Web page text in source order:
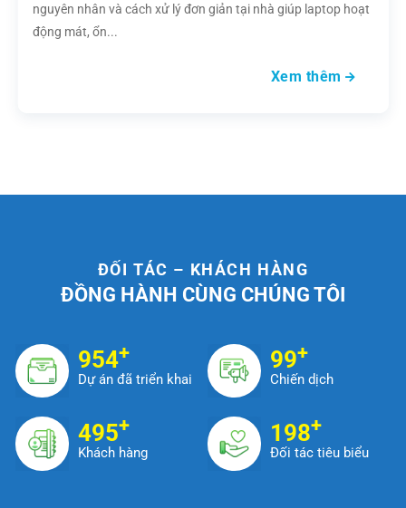
nguyên nhân và cách xử lý đơn giản tại nhà giúp laptop hoạt
động mát, ổn...
Xem thêm
ĐỐI TÁC – KHÁCH HÀNG
ĐỒNG HÀNH CÙNG CHÚNG TÔI
999+
Dự án đã triển khai
100
Chiến dịch
500+
Khách hàng
200+
Đối tác tiêu biểu